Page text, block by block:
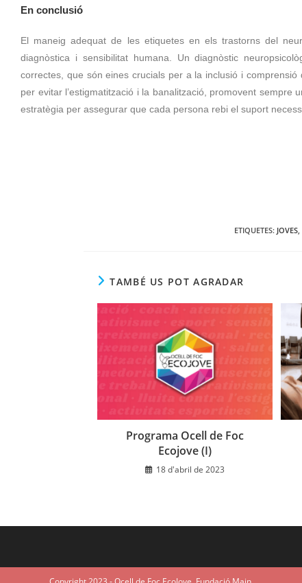
En conclusió
El maneig adequat de les etiquetes en els trastorns del
diagnòstica i sensibilitat humana. Un diagnòstic
correctes, que són eines crucials per a la inclusió i
per evitar l’estigmatització i la banalització, promovent sempre
estratègia per assegurar que cada persona rebi el suport
ETIQUETES: JOVES,
TAMBÉ US POT AGRADAR
Programa Ocell de Foc
Ecojove (I)
18 d'abril de 2023